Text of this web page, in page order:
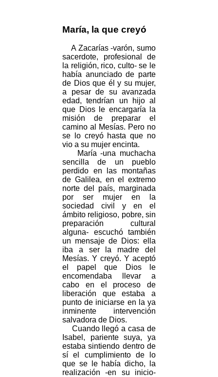
María, la que creyó
A Zacarías -varón, sumo
sacerdote, profesional de
la religión, rico, culto- se le
había anunciado de parte
de Dios que él y su mujer,
a pesar de su avanzada
edad, tendrían un hijo al
que Dios le encargaría la
misión de preparar el
camino al Mesías. Pero no
se lo creyó hasta que no
vio a su mujer encinta.
María -una muchacha
sencilla de un pueblo
perdido en las montañas
de Galilea, en el extremo
norte del país, marginada
por ser mujer en la
sociedad civil y en el
ámbito religioso, pobre, sin
preparación cultural
alguna- escuchó también
un mensaje de Dios: ella
iba a ser la madre del
Mesías. Y creyó. Y aceptó
el papel que Dios le
encomendaba llevar a
cabo en el proceso de
liberación que estaba a
punto de iniciarse en la ya
inminente intervención
salvadora de Dios.
Cuando llegó a casa de
Isabel, pariente suya, ya
estaba sintiendo dentro de
sí el cumplimiento de lo
que se le había dicho, la
realización -en su inicio-